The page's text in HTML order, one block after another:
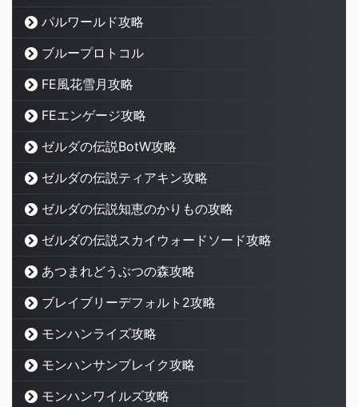
パルワールド攻略
ブループロトコル
FE風花雪月攻略
FEエンゲージ攻略
ゼルダの伝説BotW攻略
ゼルダの伝説ティアキン攻略
ゼルダの伝説知恵のかりもの攻略
ゼルダの伝説スカイウォードソード攻略
あつまれどうぶつの森攻略
ブレイブリーデフォルト2攻略
モンハンライズ攻略
モンハンサンブレイク攻略
モンハンワイルズ攻略